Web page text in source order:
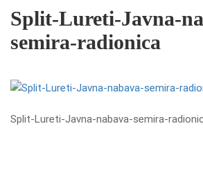
Split-Lureti-Javna-
semira-radionica
Split-Lureti-Javna-nabava-semira-